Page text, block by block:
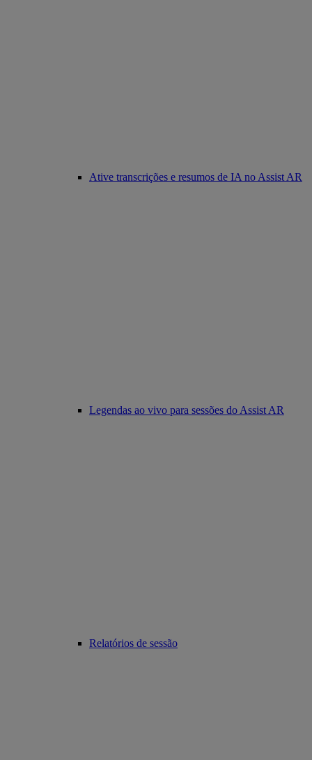
Ative transcrições e resumos de IA no Assist AR
Legendas ao vivo para sessões do Assist AR
Relatórios de sessão